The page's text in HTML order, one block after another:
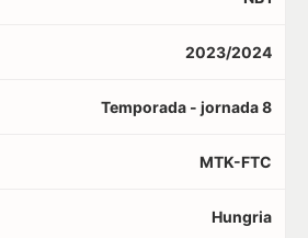
2023/2024
Temporada - jornada 8
MTK-FTC
Hungria